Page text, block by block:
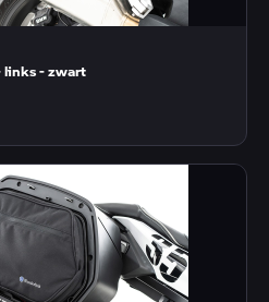
links - zwart